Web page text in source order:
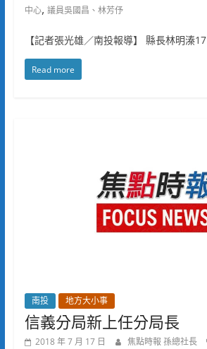
中心, 議員吳國昌、林芳伃
【記者張光雄／南投報導】 縣長林明溱17
Read more
南投 地方大小事
信義分局新上任分局長
2018 年 7 月 17 日 焦點時報 孫總社長